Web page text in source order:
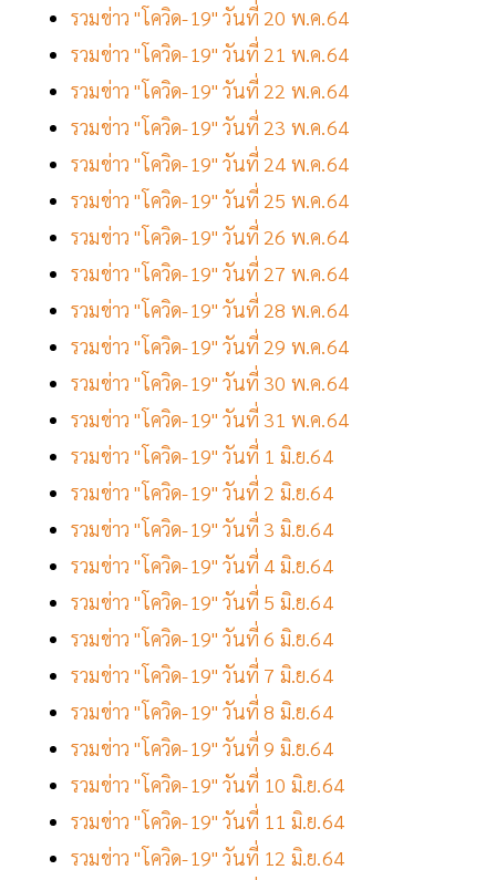
รวมข่าว "โควิด-19" วันที่ 20 พ.ค.64
รวมข่าว "โควิด-19" วันที่ 21 พ.ค.64
รวมข่าว "โควิด-19" วันที่ 22 พ.ค.64
รวมข่าว "โควิด-19" วันที่ 23 พ.ค.64
รวมข่าว "โควิด-19" วันที่ 24 พ.ค.64
รวมข่าว "โควิด-19" วันที่ 25 พ.ค.64
รวมข่าว "โควิด-19" วันที่ 26 พ.ค.64
รวมข่าว "โควิด-19" วันที่ 27 พ.ค.64
รวมข่าว "โควิด-19" วันที่ 28 พ.ค.64
รวมข่าว "โควิด-19" วันที่ 29 พ.ค.64
รวมข่าว "โควิด-19" วันที่ 30 พ.ค.64
รวมข่าว "โควิด-19" วันที่ 31 พ.ค.64
รวมข่าว "โควิด-19" วันที่ 1 มิ.ย.64
รวมข่าว "โควิด-19" วันที่ 2 มิ.ย.64
รวมข่าว "โควิด-19" วันที่ 3 มิ.ย.64
รวมข่าว "โควิด-19" วันที่ 4 มิ.ย.64
รวมข่าว "โควิด-19" วันที่ 5 มิ.ย.64
รวมข่าว "โควิด-19" วันที่ 6 มิ.ย.64
รวมข่าว "โควิด-19" วันที่ 7 มิ.ย.64
รวมข่าว "โควิด-19" วันที่ 8 มิ.ย.64
รวมข่าว "โควิด-19" วันที่ 9 มิ.ย.64
รวมข่าว "โควิด-19" วันที่ 10 มิ.ย.64
รวมข่าว "โควิด-19" วันที่ 11 มิ.ย.64
รวมข่าว "โควิด-19" วันที่ 12 มิ.ย.64